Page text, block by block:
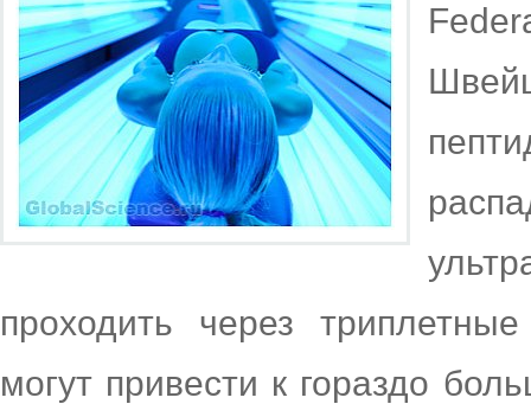
проходить через
могут привести к гораздо